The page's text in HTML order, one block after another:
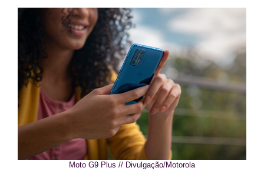
Moto G9 Plus // Divulgação/Motorola